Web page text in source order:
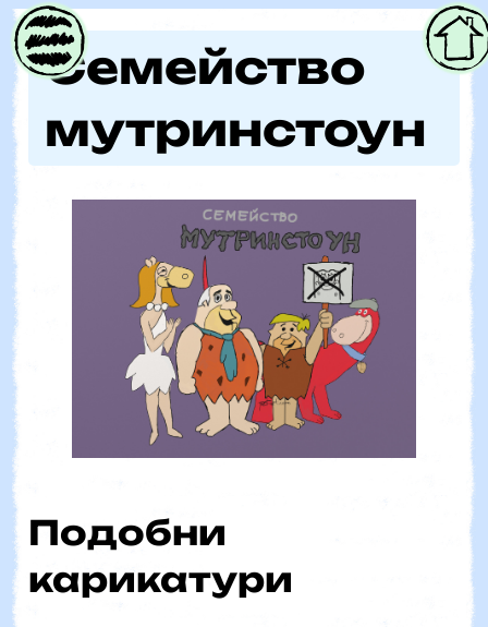
Parent
Семейство
мутринстоун
Подобни
карикатури